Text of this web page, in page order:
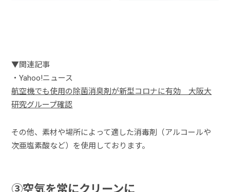
▼関連記事
・Yahoo!ニュース
航空機でも使用の除菌消臭剤が新型コロナに有効 大阪大
研究グループ確認
その他、素材や場所によって適した消毒剤（アルコールや
次亜塩素酸など）を使用しております。
③空気を常にクリーンに